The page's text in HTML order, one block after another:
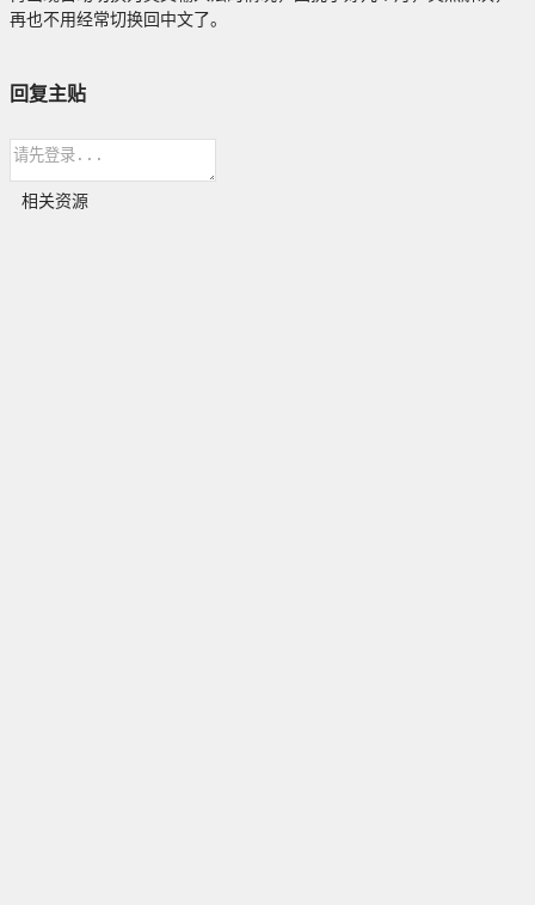
再也不用经常切换回中文了。
回复主贴
相关资源